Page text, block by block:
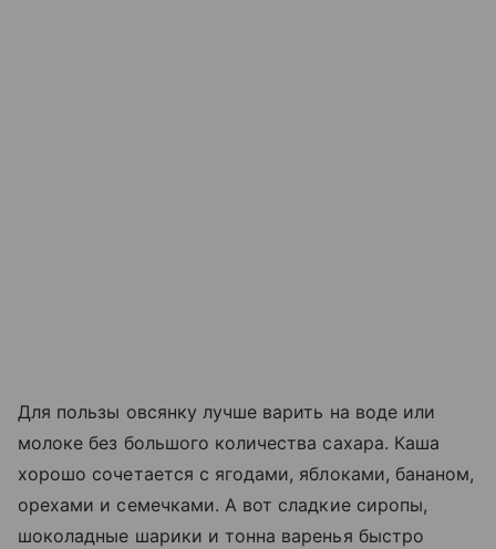
Для пользы овсянку лучше варить на воде или
молоке без большого количества сахара. Каша
хорошо сочетается с ягодами, яблоками, бананом,
орехами и семечками. А вот сладкие сиропы,
шоколадные шарики и тонна варенья быстро